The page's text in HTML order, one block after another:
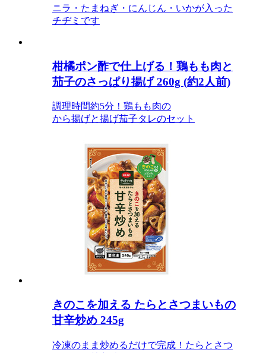
ニラ・たまねぎ・にんじん・いかが入った
チヂミです
柑橘ポン酢で仕上げる！鶏もも肉と
茄子のさっぱり揚げ 260g (約2人前)
調理時間約5分！鶏もも肉の
から揚げと揚げ茄子タレのセット
きのこを加える たらとさつまいもの
甘辛炒め 245g
冷凍のまま炒めるだけで完成！たらとさつ